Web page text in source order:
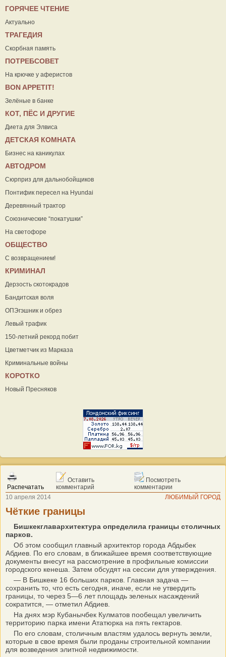
ГОРЯЧЕЕ ЧТЕНИЕ
Актуально
ТРАГЕДИЯ
Скорбная память
ПОТРЕБСОВЕТ
На крючке у аферистов
ВON APPETIT!
Зелёные в банке
КОТ, ПЁС И ДРУГИЕ
Диета для Элвиса
ДЕТСКАЯ КОМНАТА
Бизнес на каникулах
АВТОДРОМ
Сюрприз для дальнобойщиков
Понтифик пересел на Hyundai
Деревянный трактор
Союзнические “покатушки”
На светофоре
ОБЩЕСТВО
С возвращением!
КРИМИНАЛ
Дерзость скотокрадов
Бандитская воля
ОПЭгэшник и обрез
Левый трафик
150-летний рекорд побит
Цветметчик из Марказа
Криминальные войны
КОРОТКО
Новый Пресняков
Распечатать
Оставить
комментарий
Посмотреть
комментарии
10 апреля 2014
ЛЮБИМЫЙ ГОРОД
Чёткие границы
Бишкекглавархитектура определила границы столичных
парков.
Об этом сообщил главный архитектор города Абдыбек
Абдиев. По его словам, в ближайшее время соответствующие
документы внесут на рассмотрение в профильные комиссии
городского кенеша. Затем обсудят на сессии для утверждения.
— В Бишкеке 16 больших парков. Главная задача —
сохранить то, что есть сегодня, иначе, если не утвердить
границы, то через 5—6 лет площадь зеленых насаждений
сократится, — отметил Абдиев.
На днях мэр Кубанычбек Кулматов пообещал увеличить
территорию парка имени Ататюрка на пять гектаров.
По его словам, столичным властям удалось вернуть земли,
которые в свое время были проданы строительной компании
для возведения элитной недвижимости.